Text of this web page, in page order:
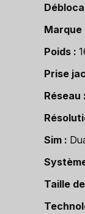
Marque
Poids
Prise
Réseau
Sim
Taille